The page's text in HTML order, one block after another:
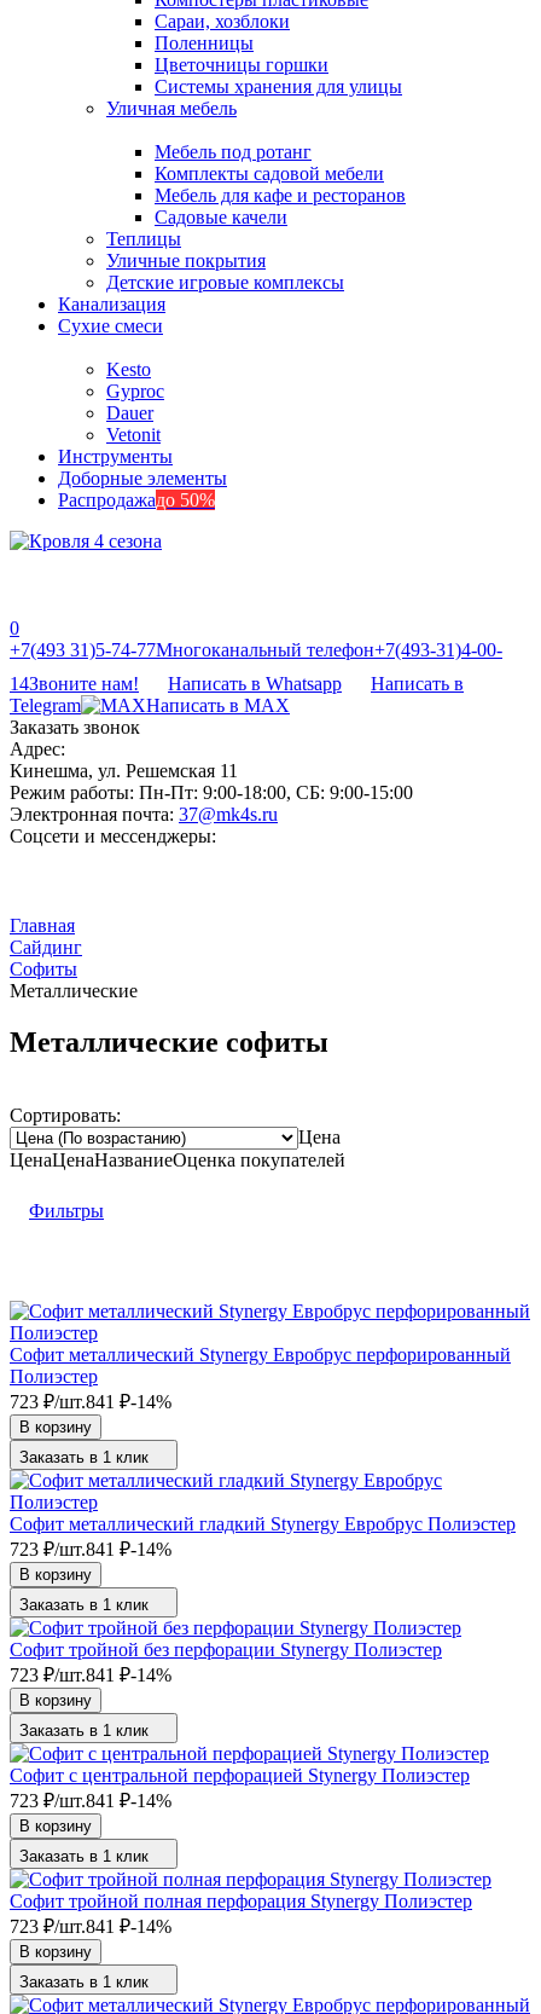
Сараи, хозблоки
Поленницы
Цветочницы горшки
Системы хранения для улицы
Уличная мебель
Мебель под ротанг
Комплекты садовой мебели
Мебель для кафе и ресторанов
Садовые качели
Теплицы
Уличные покрытия
Детские игровые комплексы
Канализация
Сухие смеси
Kesto
Gyproc
Dauer
Vetonit
Инструменты
Доборные элементы
Распродажадо 50%
0
‎‎+7(493 31)5-74-77Многоканальный телефон‎‎+7(493-31)4-00-
14Звоните нам! Написать в Whatsapp
Написать в
Telegram
Написать в MAX
Заказать звонок
Адрес:
Кинешма, ул. Решемская 11
Режим работы: Пн-Пт: 9:00-18:00, СБ: 9:00-15:00
Электронная почта: 37@mk4s.ru
Соцсети и мессенджеры:
Главная
Сайдинг
Софиты
Металлические
Металлические софиты
Сортировать:
Цена
ЦенаЦенаНазваниеОценка покупателей
Фильтры
Софит металлический Stynergy Евробрус перфорированный
Полиэстер
723 ₽/шт.841 ₽-14%
В корзину
Заказать в 1 клик
Софит металлический гладкий Stynergy Евробрус Полиэстер
723 ₽/шт.841 ₽-14%
В корзину
Заказать в 1 клик
Софит тройной без перфорации Stynergy Полиэстер
723 ₽/шт.841 ₽-14%
В корзину
Заказать в 1 клик
Софит с центральной перфорацией Stynergy Полиэстер
723 ₽/шт.841 ₽-14%
В корзину
Заказать в 1 клик
Софит тройной полная перфорация Stynergy Полиэстер
723 ₽/шт.841 ₽-14%
В корзину
Заказать в 1 клик